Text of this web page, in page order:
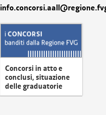
Concorsi in atto e
conclusi, situazione
delle graduatorie